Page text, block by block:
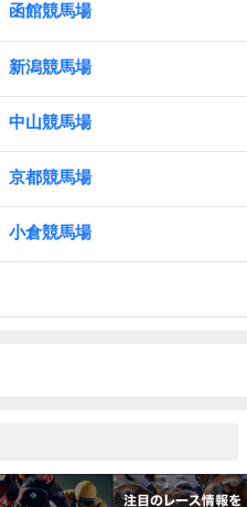
函館競馬場
新潟競馬場
中山競馬場
京都競馬場
小倉競馬場